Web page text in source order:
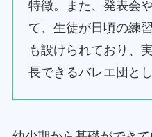
特徴。また、発表会
て、生徒が日頃の練
も設けられており、
長できるバレエ団と